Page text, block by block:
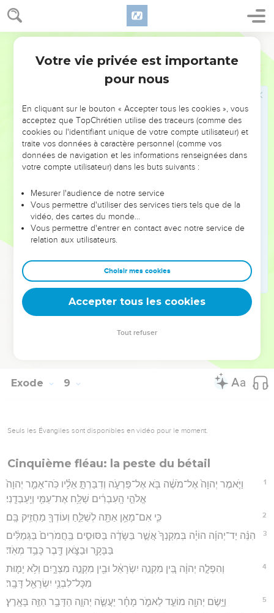
Exode 8
19 וְשַׂמְתִּ֣י פְדֻ֔ת בֵּ֥ין עַמִּ֖י וּבֵ֣ין עַמֶּ֑ךָ לְמָחָ֥ר יִהְיֶ֖ה הָאֹ֥ת הַזֶּֽה׃
וַיַּ֤עַשׂ יְהוָה֙ כֵּ֔ן וַיָּבֹא֙ עָרֹ֣ב כָּבֵ֔ד בֵּ֥יתָה פַרְעֹ֖ה וּבֵ֣ית עֲבָדָ֑יו וּבְכָל־אֶ֧רֶץ
מִצְרַ֛יִם תִּשָּׁחֵ֥ת הָאָ֖רֶץ מִפְּנֵ֥י הֶעָרֹֽב׃
21
22
אֱלֹהֵ֑ינוּ הֵ֣ן נִזְבַּ֞ח אֶת־תּוֹעֲבַ֥ת מִצְרַ֛יִם לְעֵינֵיהֶ֖ם וְלֹ֥א יִסְקְלֻֽנוּ׃
דֶּ֚רֶךְ שְׁלֹ֣שֶׁת יָמִ֔ים נֵלֵ֖ךְ בַּמִּדְבָּ֑ר וְזָבַ֙חְנוּ֙ לַֽיהוָ֣ה אֱלֹהֵ֔ינוּ כַּאֲשֶׁ֖ר יֹאמַ֥ר
אֵלֵֽינוּ׃
וַיֹּ֣אמֶר פַּרְעֹ֗ה אָנֹכִ֞י אֲשַׁלַּ֤ח אֶתְכֶם֙ וּזְבַחְתֶּ֞ם לַיהוָ֤ה אֱלֹֽהֵיכֶם֙ בַּמִּדְבָּ֔ר
רַ֛ק הַרְחֵ֥ק לֹא־תַרְחִ֖יקוּ לָלֶ֑כֶת הַעְתִּ֖ירוּ בַּעֲדִֽי׃
וַיֹּ֣אמֶר מֹשֶׁ֗ה הִנֵּ֨ה אָנֹכִ֜י יוֹצֵ֤א מֵֽעִמָּךְ֙ וְהַעְתַּרְתִּ֣י אֶל־יְהוָ֔ה וְסָ֣ר הֶעָרֹ֗ב
מִפַּרְעֹ֛ה מֵעֲבָדָ֥יו וּמֵעַמּ֖וֹ מָחָ֑ר רַ֗ק אַל־יֹסֵ֤ף פַּרְעֹה֙ הָתֵ֔ל לְבִלְתִּי֙ שַׁלַּ֣ח
אֶת־הָעָ֔ם לִזְבֹּ֖חַ לַֽיהוָֽה׃
וַיֵּצֵ֥א מֹשֶׁ֖ה מֵעִ֣ם פַּרְעֹ֑ה וַיֶּעְתַּ֖ר אֶל־יְהוָֽה׃
נִשְׁאַ֖ר אֶחָֽד׃
וַיַּכְבֵּ֤ד פַּרְעֹה֙ אֶת־לִבּ֔וֹ גַּ֖ם בַּפַּ֣עַם הַזֹּ֑את וְלֹ֥א שִׁלַּ֖ח אֶת־הָעָֽם׃
Hébreu : © Westminster Leningrad Codex - tanach.us --- Grec : © 2010 by the
Exode 9
Seuls les Évangiles sont disponibles en vidéo pour le moment.
Cinquième fléau: la peste du bétail
1
וַיֹּ֤אמֶר יְהוָה֙ אֶל־מֹשֶׁ֔ה בֹּ֖א אֶל־פַּרְעֹ֑ה וְדִבַּרְתָּ֣ אֵלָ֗יו כֹּֽה־אָמַ֤ר יְהוָה֙
אֱלֹהֵ֣י הָֽעִבְרִ֔ים שַׁלַּ֥ח אֶת־עַמִּ֖י וְיַֽעַבְדֻֽנִי׃
2 כִּ֛י אִם־מָאֵ֥ן אַתָּ֖ה לְשַׁלֵּ֑חַ וְעוֹדְךָ֖ מַחֲזִ֥יק בָּֽם׃
3
הִנֵּ֨ה יַד־יְהוָ֜ה הוֹיָ֗ה בְּמִקְנְךָ֙ אֲשֶׁ֣ר בַּשָּׂדֶ֔ה בַּסּוּסִ֤ים בַּֽחֲמֹרִים֙ בַּגְּמַלִּ֔ים
בַּבָּקָ֖ר וּבַצֹּ֑אן דֶּ֖בֶר כָּבֵ֥ד מְאֹֽד׃
4
וְהִפְלָ֣ה יְהוָ֔ה בֵּ֚ין מִקְנֵ֣ה יִשְׂרָאֵ֔ל וּבֵ֖ין מִקְנֵ֣ה מִצְרָ֑יִם וְלֹ֥א יָמ֛וּת
מִכָּל־לִבְנֵ֥י יִשְׂרָאֵ֖ל דָּבָֽר׃
5 וַיָּ֥שֶׂם יְהוָ֖ה מוֹעֵ֣ד לֵאמֹ֑ר מָחָ֗ר יַעֲשֶׂ֧ה יְהוָ֛ה הַדָּבָ֥ר הַזֶּ֖ה בָּאָֽרֶץ׃
Votre vie privée est importante
pour nous
En cliquant sur le bouton « Accepter tous les cookies », vous
acceptez que TopChrétien utilise des traceurs (comme des
cookies ou l'identifiant unique de votre compte utilisateur) et
traite vos données à caractère personnel (comme vos
données de navigation et les informations renseignées dans
votre compte utilisateur) dans les buts suivants :
Mesurer l'audience de notre service
Vous permettre d'utiliser des services tiers tels que de la
vidéo, des cartes du monde…
Vous permettre d'entrer en contact avec notre service de
relation aux utilisateurs.
Choisir mes cookies
Accepter tous les cookies
Tout refuser